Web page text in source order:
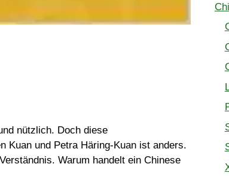
nützlich. Doch diese
Kuan und Petra Häring-Kuan ist anders.
Warum handelt ein Chinese